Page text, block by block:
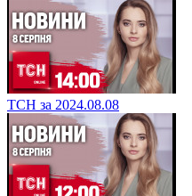
ТСН за 2024.08.08